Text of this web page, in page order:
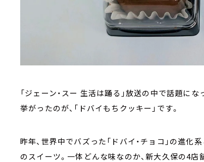
「ジェーン・スー 生活は踊る」放送の中で話題に
挙がったのが、「ドバイもちクッキー」です。
昨年、世界中でバズった「ドバイ・チョコ」の進化
のスイーツ。一体どんな味なのか、新大久保の4店